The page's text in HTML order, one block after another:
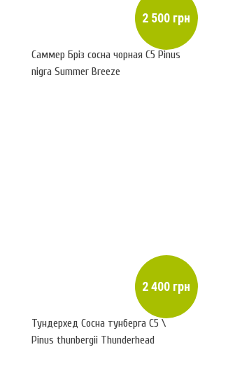
2 500 грн
Саммер Бріз сосна чорная С5 Pinus
nigra Summer Breeze
2 400 грн
Тундерхед Сосна тунберга С5 \
Pinus thunbergii Thunderhead